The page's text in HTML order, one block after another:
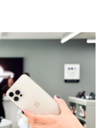
Công nghệ
Sành điệu
Tin Công nghệ
Trải nghiệm
Chuyển đổi số